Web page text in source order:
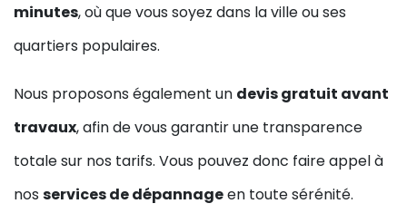
minutes, où que vous soyez dans la ville ou ses
quartiers populaires.
Nous proposons également un devis gratuit avant
travaux, afin de vous garantir une transparence
totale sur nos tarifs. Vous pouvez donc faire appel à
nos services de dépannageen toute sérénité.